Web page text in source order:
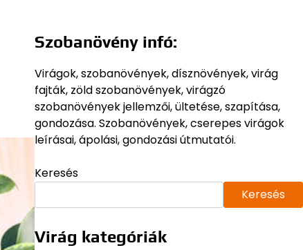
Szobanövény infó:
Virágok, szobanövények, dísznövények, virág
fajták, zöld szobanövények, virágzó
szobanövények jellemzői, ültetése, szapítása,
gondozása. Szobanövények, cserepes virágok
leírásai, ápolási, gondozási útmutatói.
Keresés
Keresés
Virág kategóriák